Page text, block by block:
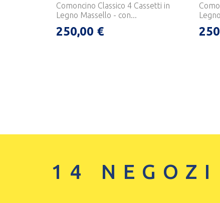
Comoncino Classico 4 Cassetti in
Legno Massello - con...
250,00 €
14